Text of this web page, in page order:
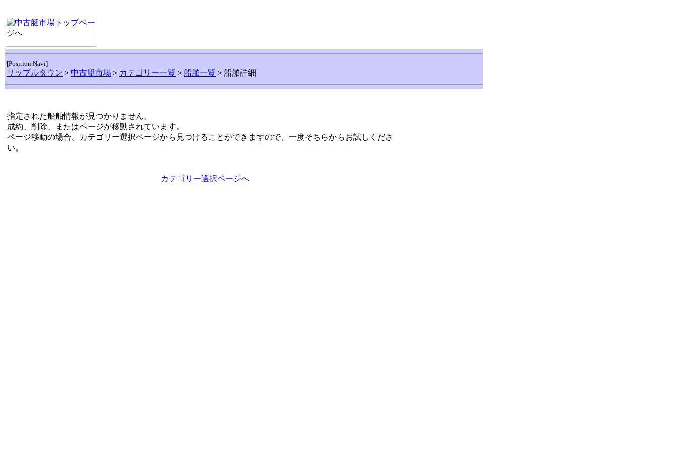
[Position Navi]
リップルタウン ＞ 中古艇市場 ＞ カテゴリー一覧 ＞ 船舶一覧 ＞船舶詳細
指定された船舶情報が見つかりません。
成約、削除、またはページが移動されています。
ページ移動の場合、カテゴリー選択ページから見つけることができますので、一度そちらからお試しくださ
い。
カテゴリー選択ページへ